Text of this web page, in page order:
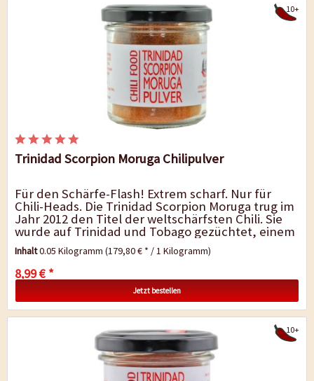
10+
Trinidad Scorpion Moruga Chilipulver
Für den Schärfe-Flash! Extrem scharf. Nur für
Chili-Heads. Die Trinidad Scorpion Moruga trug im
Jahr 2012 den Titel der weltschärfsten Chili. Sie
wurde auf Trinidad und Tobago gezüchtet, einem
Inselstaat vor der Küste Venezuelas. Die...
Inhalt0.05 Kilogramm(179,80 € * / 1 Kilogramm)
8,99 € *
Jetzt bestellen
10+